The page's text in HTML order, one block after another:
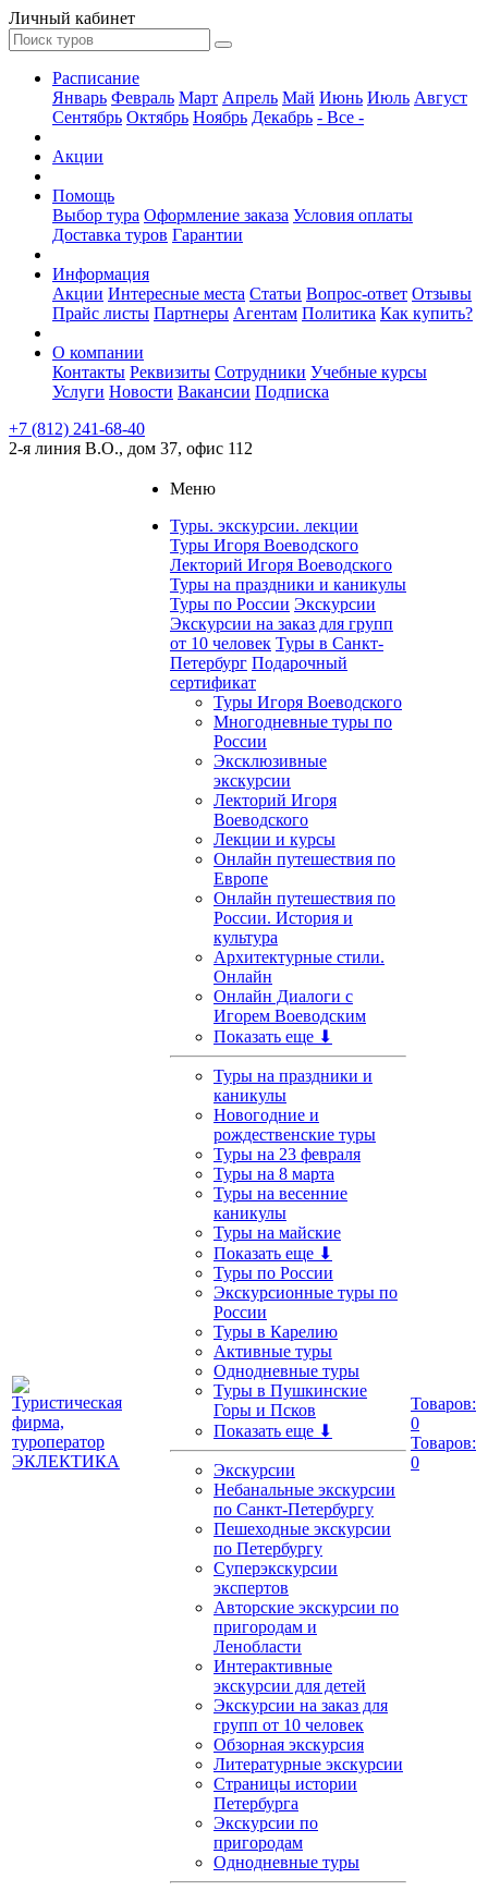
Личный кабинет
Расписание
Январь Февраль Март Апрель Май Июнь Июль Август
Сентябрь Октябрь Ноябрь Декабрь - Все -
Акции
Помощь
Выбор тура Оформление заказа Условия оплаты
Доставка туров Гарантии
Информация
Акции Интересные места Статьи Вопрос-ответ Отзывы
Прайс листы Партнеры Агентам Политика Как купить?
О компании
Контакты Реквизиты Сотрудники Учебные курсы
Услуги Новости Вакансии Подписка
+7 (812) 241-68-40
2-я линия В.О., дом 37, офис 112
Меню
Туры. экскурсии. лекции
Туры Игоря Воеводского
Лекторий Игоря Воеводского
Туры на праздники и каникулы
Туры по России Экскурсии
Экскурсии на заказ для групп
от 10 человек Туры в Санкт-
Петербург Подарочный
сертификат
Туры Игоря Воеводского
Многодневные туры по
России
Эксклюзивные
экскурсии
Лекторий Игоря
Воеводского
Лекции и курсы
Онлайн путешествия по
Европе
Онлайн путешествия по
России. История и
культура
Архитектурные стили.
Онлайн
Онлайн Диалоги с
Игорем Воеводским
Показать еще ⬇
Туры на праздники и
каникулы
Новогодние и
рождественские туры
Туры на 23 февраля
Туры на 8 марта
Туры на весенние
каникулы
Туры на майские
Показать еще ⬇
Туры по России
Экскурсионные туры по
России
Туры в Карелию
Активные туры
Однодневные туры
Туры в Пушкинские
Горы и Псков
Показать еще ⬇
Экскурсии
Небанальные экскурсии
по Санкт-Петербургу
Пешеходные экскурсии
по Петербургу
Суперэкскурсии
экспертов
Авторские экскурсии по
пригородам и
Ленобласти
Интерактивные
экскурсии для детей
Экскурсии на заказ для
групп от 10 человек
Обзорная экскурсия
Литературные экскурсии
Страницы истории
Петербурга
Экскурсии по
пригородам
Однодневные туры
Товаров:
0
Товаров:
0